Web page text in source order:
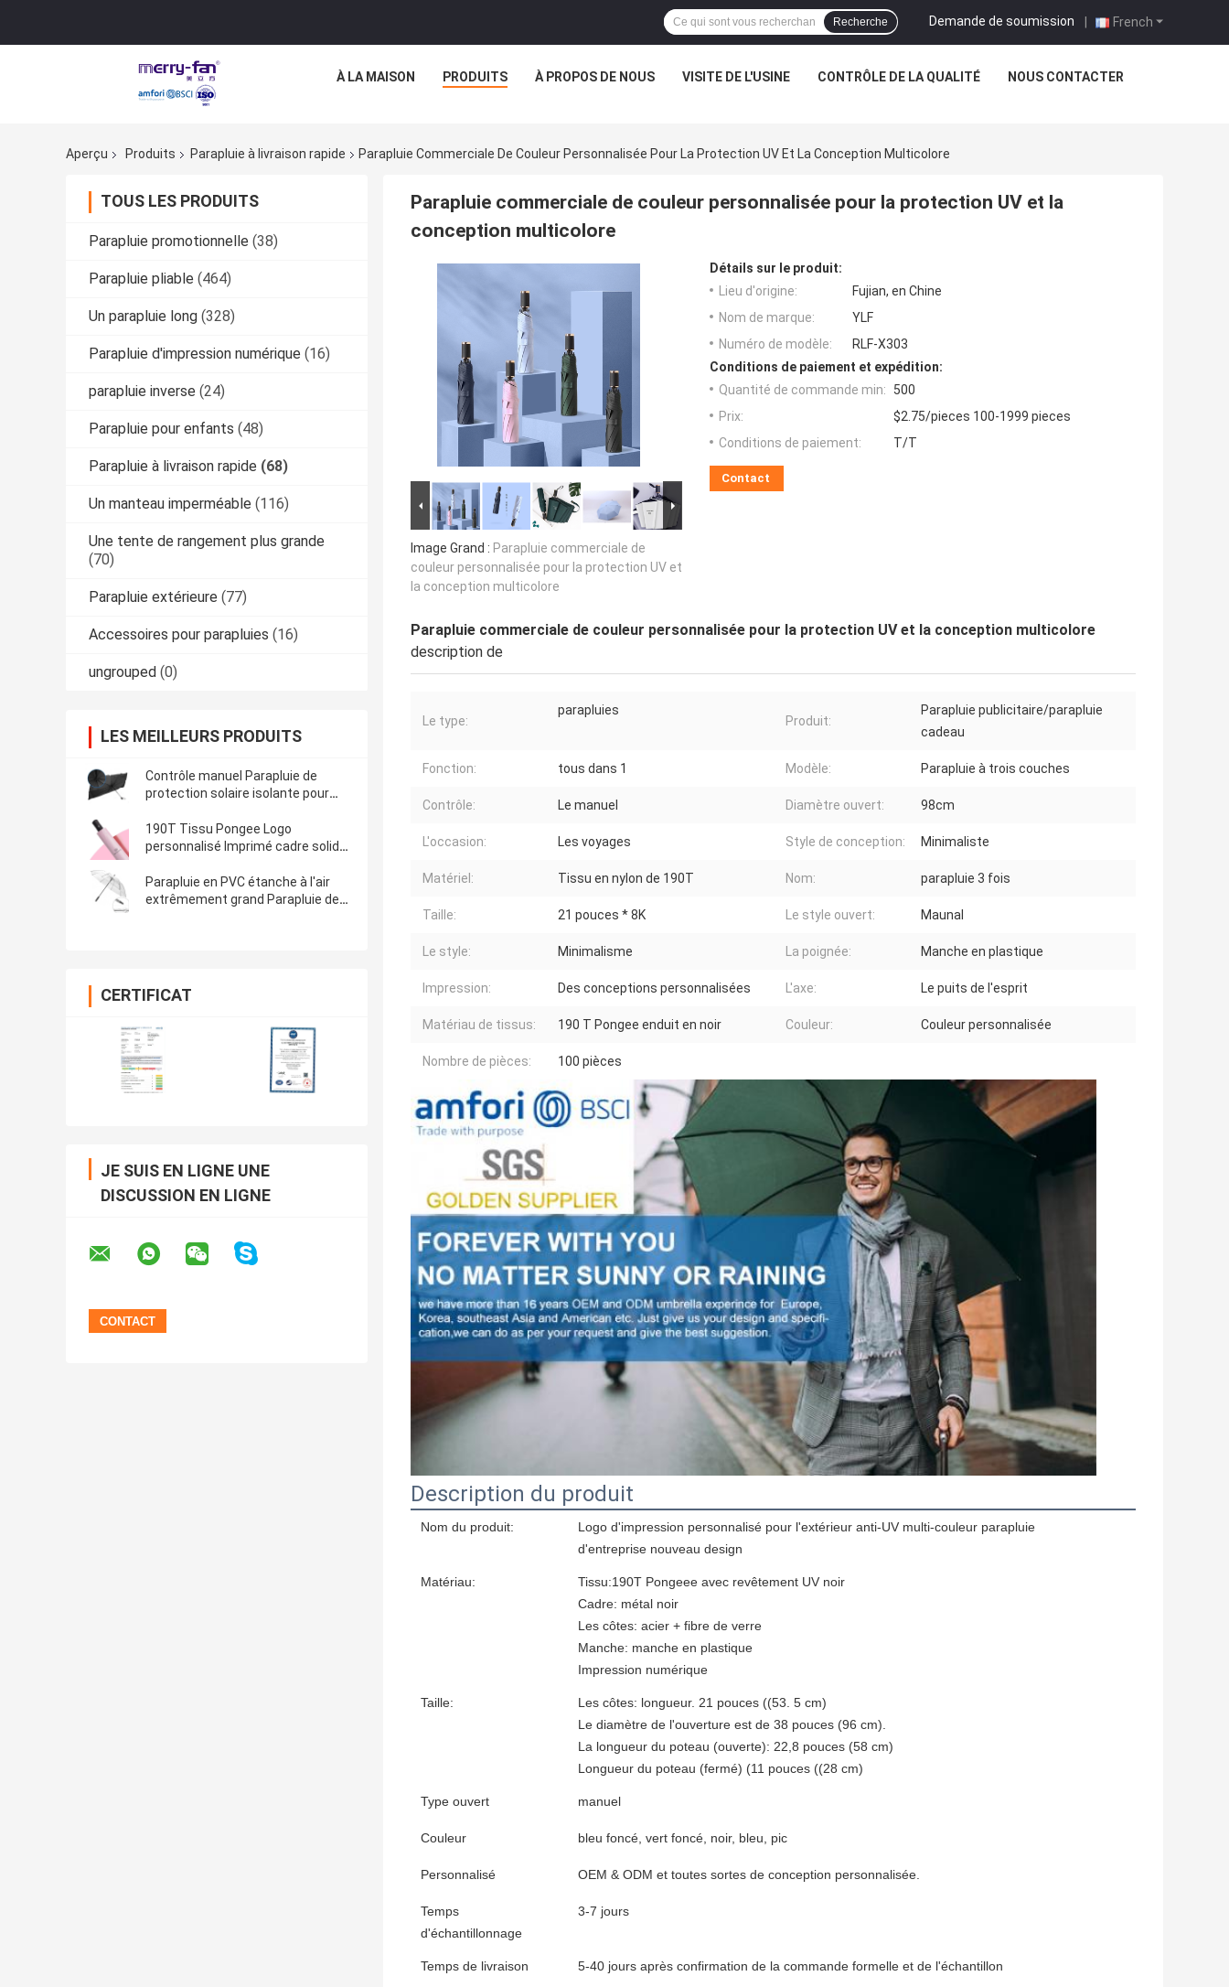
Laisser un message
Nous vous rappellerons bientôt!
French
Demande de soumission |
Recherche
À LA MAISON PRODUITS À PROPOS DE NOUS VISITE DE L'USINE CONTRÔLE DE LA QUALITÉ NOUS CONTACTER
Aperçu Produits Parapluie à livraison rapide Parapluie Commerciale De Couleur Personnalisée Pour La Protection UV Et La Conception Multicolore
TOUS LES PRODUITS
Parapluie promotionnelle (38)
Parapluie pliable (464)
Un parapluie long (328)
Parapluie d'impression numérique (16)
parapluie inverse (24)
Parapluie pour enfants (48)
Parapluie à livraison rapide (68)
Un manteau imperméable (116)
Une tente de rangement plus grande
(70)
Parapluie extérieure (77)
Accessoires pour parapluies (16)
ungrouped (0)
LES MEILLEURS PRODUITS
Contrôle manuel Parapluie de
protection solaire isolante pour
190T Tissu Pongee Logo
personnalisé Imprimé cadre solide
Parapluie en PVC étanche à l'air
extrêmement grand Parapluie de
CERTIFICAT
JE SUIS EN LIGNE UNE
DISCUSSION EN LIGNE
Parapluie commerciale de couleur personnalisée pour la protection UV et la
conception multicolore
Image Grand : Parapluie commerciale de
couleur personnalisée pour la protection UV et
la conception multicolore
Détails sur le produit:
Lieu d'origine:
Fujian, en Chine
Nom de marque:
YLF
Numéro de modèle:
RLF-X303
Conditions de paiement et expédition:
Quantité de commande min:
500
Prix:
$2.75/pieces 100-1999 pieces
Conditions de paiement:
T/T
Contact
Parapluie commerciale de couleur personnalisée pour la protection UV et la conception multicolore
description de
Le type:
parapluies
Produit:
Parapluie publicitaire/parapluie
cadeau
Fonction: tous dans 1 Modèle: Parapluie à trois couches
Contrôle: Le manuel Diamètre ouvert: 98cm
L'occasion: Les voyages Style de conception: Minimaliste
Matériel: Tissu en nylon de 190T Nom: parapluie 3 fois
Taille: 21 pouces * 8K Le style ouvert: Maunal
Le style: Minimalisme La poignée: Manche en plastique
Impression: Des conceptions personnalisées L'axe: Le puits de l'esprit
Matériau de tissus: 190 T Pongee enduit en noir Couleur: Couleur personnalisée
Nombre de pièces: 100 pièces
Description du produit
Nom du produit:
Logo d'impression personnalisé pour l'extérieur anti-UV multi-couleur parapluie
d'entreprise nouveau design
Matériau:
Tissu:190T Pongeee avec revêtement UV noir
Cadre: métal noir
Les côtes: acier + fibre de verre
Manche: manche en plastique
Impression numérique
Taille:
Les côtes: longueur. 21 pouces ((53. 5 cm)
Le diamètre de l'ouverture est de 38 pouces (96 cm).
La longueur du poteau (ouverte): 22,8 pouces (58 cm)
Longueur du poteau (fermé) (11 pouces ((28 cm)
Type ouvert manuel
Couleur bleu foncé, vert foncé, noir, bleu, pic
Personnalisé OEM & ODM et toutes sortes de conception personnalisée.
Temps
d'échantillonnage
3-7 jours
Temps de livraison 5-40 jours après confirmation de la commande formelle et de l'échantillon